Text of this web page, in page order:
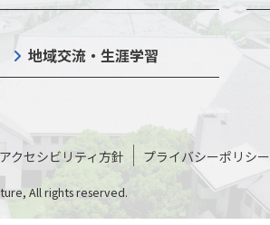
地域交流・生涯学習
アクセシビリティ方針 プライバシーポリシー
All rights reserved.